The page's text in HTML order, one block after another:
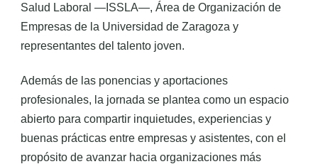
Salud Laboral —ISSLA—, Área de Organización de
Empresas de la Universidad de Zaragoza y
representantes del talento joven.
Además de las ponencias y aportaciones
profesionales, la jornada se plantea como un espacio
abierto para compartir inquietudes, experiencias y
buenas prácticas entre empresas y asistentes, con el
propósito de avanzar hacia organizaciones más